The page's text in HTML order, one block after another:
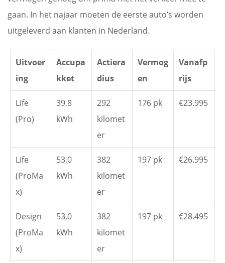
gaan. In het najaar moeten de eerste auto’s worden
uitgeleverd aan klanten in Nederland.
Uitvoer
ing
Accupa
kket
Actiera
dius
Vermog
en
Vanafp
rijs
Life
(Pro)
39,8
kWh
292
kilomet
er
176 pk €23.995
Life
(ProMa
x)
53,0
kWh
382
kilomet
er
197 pk €26.995
Design
(ProMa
x)
53,0
kWh
382
kilomet
er
197 pk €28.495